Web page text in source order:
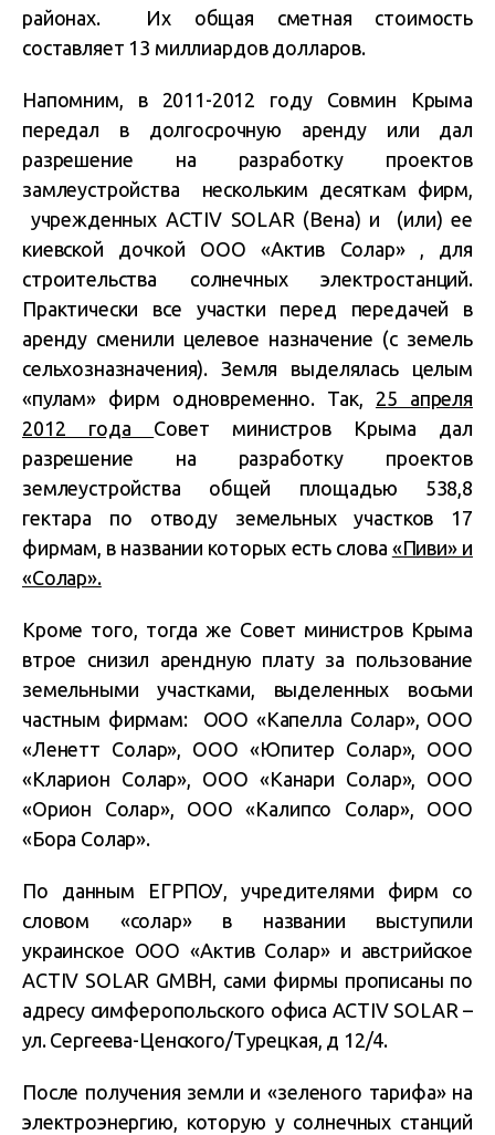
районах. Их общая сметная стоимость
составляет 13 миллиардов долларов.
Напомним, в 2011-2012 году Совмин Крыма
передал в долгосрочную аренду или дал
разрешение на разработку проектов
замлеустройства нескольким десяткам фирм,
учрежденных ACTIV SOLAR (Вена) и (или) ее
киевской дочкой ООО «Актив Солар» , для
строительства солнечных электростанций.
Практически все участки перед передачей в
аренду сменили целевое назначение (с земель
сельхозназначения). Земля выделялась целым
«пулам» фирм одновременно. Так, 25 апреля
2012 года Совет министров Крыма дал
разрешение на разработку проектов
землеустройства общей площадью 538,8
гектара по отводу земельных участков 17
фирмам, в названии которых есть слова «Пиви» и
«Солар».
Кроме того, тогда же Совет министров Крыма
втрое снизил арендную плату за пользование
земельными участками, выделенных восьми
частным фирмам: ООО «Капелла Солар», ООО
«Ленетт Солар», ООО «Юпитер Солар», ООО
«Кларион Солар», ООО «Канари Солар», ООО
«Орион Солар», ООО «Калипсо Солар», ООО
«Бора Солар».
По данным ЕГРПОУ, учредителями фирм со
словом «солар» в названии выступили
украинское ООО «Актив Солар» и австрийское
ACTIV SOLAR GMBH, сами фирмы прописаны по
адресу симферопольского офиса ACTIV SOLAR –
ул. Сергеева-Ценского/Турецкая, д 12/4.
После получения земли и «зеленого тарифа» на
электроэнергию, которую у солнечных станций